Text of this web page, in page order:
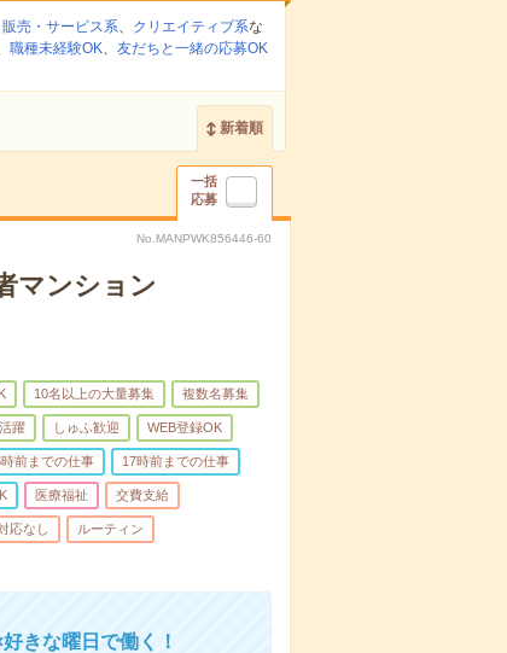
売・サービス系、 クリエイティブ系な
職種未経験OK、 友だちと一緒の応募OK
新着順
一括
応募
No.MANPWK856446-60
マンション
10名以上の大量募集 複数名募集
躍 しゅふ歓迎 WEB登録OK
時前までの仕事 17時前までの仕事
医療福祉 交費支給
応なし ルーティン
きな曜日で働く！